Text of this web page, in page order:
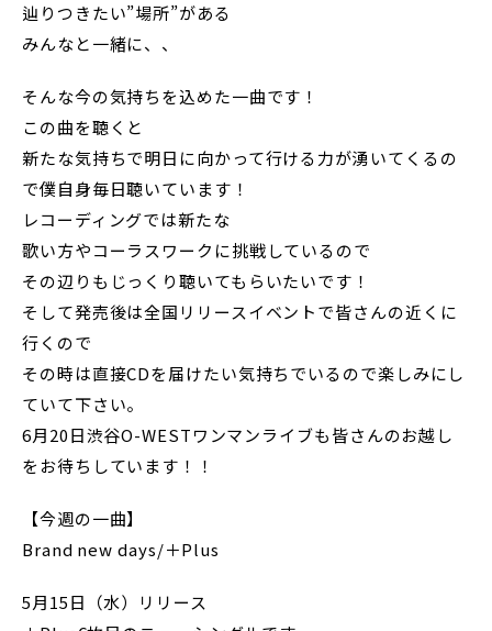
辿りつきたい”場所”がある
みんなと一緒に、、
そんな今の気持ちを込めた一曲です！
この曲を聴くと
新たな気持ちで明日に向かって行ける力が湧いてくるの
で僕自身毎日聴いています！
レコーディングでは新たな
歌い方やコーラスワークに挑戦しているので
その辺りもじっくり聴いてもらいたいです！
そして発売後は全国リリースイベントで皆さんの近くに
行くので
その時は直接CDを届けたい気持ちでいるので楽しみにし
ていて下さい。
6月20日渋谷O-WESTワンマンライブも皆さんのお越し
をお待ちしています！！
【今週の一曲】
Brand new days/＋Plus
5月15日（水）リリース